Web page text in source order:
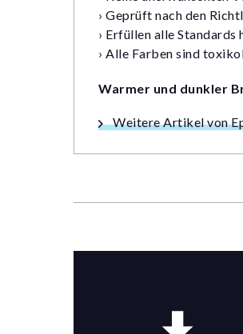
› Geprüft nach den
› Erfüllen alle
› Alle Farben sind
Warmer und dunkler
Weitere Artikel von